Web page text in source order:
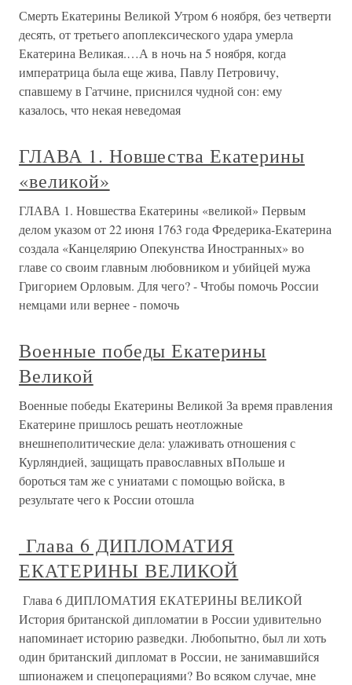
Смерть Екатерины Великой Утром 6 ноября, без четверти
десять, от третьего апоплексического удара умерла
Екатерина Великая.…А в ночь на 5 ноября, когда
императрица была еще жива, Павлу Петровичу,
спавшему в Гатчине, приснился чудной сон: ему
казалось, что некая неведомая
ГЛАВА 1. Новшества Екатерины
«великой»
ГЛАВА 1. Новшества Екатерины «великой» Первым
делом указом от 22 июня 1763 года Фредерика-Екатерина
создала «Канцелярию Опекунства Иностранных» во
главе со своим главным любовником и убийцей мужа
Григорием Орловым. Для чего? - Чтобы помочь России
немцами или вернее - помочь
Военные победы Екатерины
Великой
Военные победы Екатерины Великой За время правления
Екатерине пришлось решать неотложные
внешнеполитические дела: улаживать отношения с
Курляндией, защищать православных вПольше и
бороться там же с униатами с помощью войска, в
результате чего к России отошла
Глава 6 ДИПЛОМАТИЯ
ЕКАТЕРИНЫ ВЕЛИКОЙ
Глава 6 ДИПЛОМАТИЯ ЕКАТЕРИНЫ ВЕЛИКОЙ
История британской дипломатии в России удивительно
напоминает историю разведки. Любопытно, был ли хоть
один британский дипломат в России, не занимавшийся
шпионажем и спецоперациями? Во всяком случае, мне